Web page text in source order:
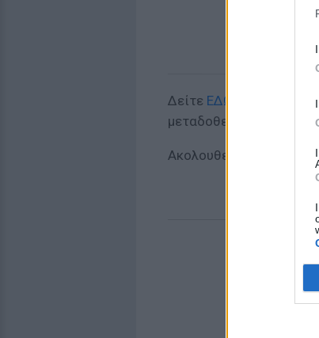
Δείτε ΕΔΩ
το πλήρες
μεταδοθεί στην ΕΡΤ.
Ακολουθεί το